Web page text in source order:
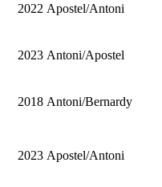
2022 Apostel/Antoni
2023 Antoni/Apostel
2018 Antoni/Bernardy
2023 Apostel/Antoni